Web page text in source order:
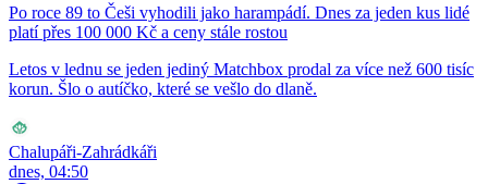
Po roce 89 to Češi vyhodili jako harampádí. Dnes za jeden kus lidé
platí přes 100 000 Kč a ceny stále rostou
Letos v lednu se jeden jediný Matchbox prodal za více než 600 tisíc
korun. Šlo o autíčko, které se vešlo do dlaně.
Chalupáři-Zahrádkáři
dnes, 04:50